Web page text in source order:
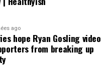
ago
hope Ryan Gosling video
from breaking up